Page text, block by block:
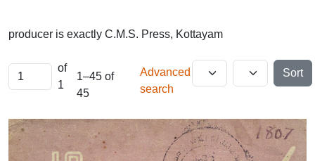
producer is exactly C.M.S. Press, Kottayam
of
1
1–45 of
45
Advanced
search
Sort